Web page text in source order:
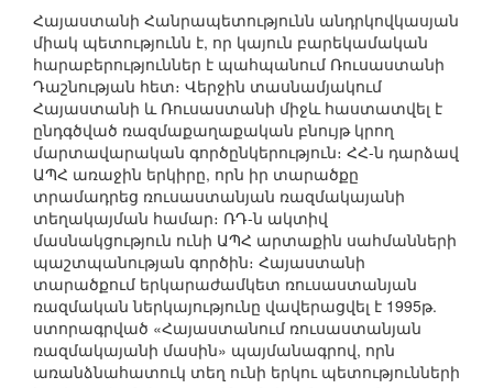
Հայաստանի Հանրապետությունն անդրկովկասյան
միակ պետությունն է, որ կայուն բարեկամական
հարաբերություններ է պահպանում Ռուսաստանի
Դաշնության հետ։ Վերջին տասնամյակում
Հայաստանի և Ռուսաստանի միջև հաստատվել է
ընդգծված ռազմաքաղաքական բնույթ կրող
մարտավարական գործընկերություն։ ՀՀ-ն դարձավ
ԱՊՀ առաջին երկիրը, որն իր տարածքը
տրամադրեց ռուսաստանյան ռազմակայանի
տեղակայման համար։ ՌԴ-ն ակտիվ
մասնակցություն ունի ԱՊՀ արտաքին սահմանների
պաշտպանության գործին։ Հայաստանի
տարածքում երկարաժամկետ ռուսաստանյան
ռազմական ներկայությունը վավերացվել է 1995թ.
ստորագրված «Հայաստանում ռուսաստանյան
ռազմակայանի մասին» պայմանագրով, որն
առանձնահատուկ տեղ ունի երկու պետությունների